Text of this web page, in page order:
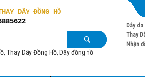
DÂY ĐỒNG HỒ
Thay Dây Đồng Hồ, Dây đồng hồ
Dây
Thay
Nhận